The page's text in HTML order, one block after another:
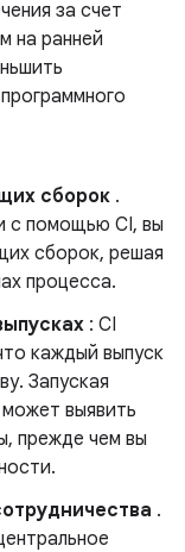
за счет
на ранней
сборок .
с помощью CI, вы
сборок, решая
процесса.
: CI
каждый выпуск
Запуская
выявить
прежде чем вы
.